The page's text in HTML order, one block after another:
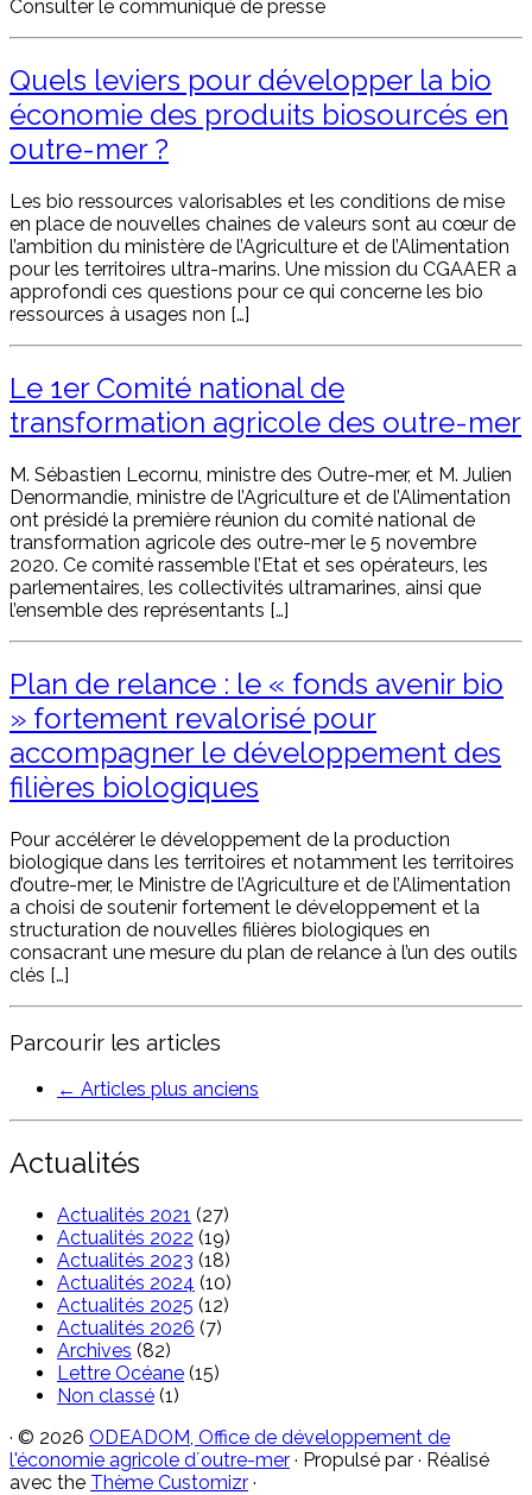
Consulter le communiqué de presse
Quels leviers pour développer la bio
économie des produits biosourcés en
outre-mer ?
Les bio ressources valorisables et les conditions de mise
en place de nouvelles chaines de valeurs sont au cœur de
l’ambition du ministère de l’Agriculture et de l’Alimentation
pour les territoires ultra-marins. Une mission du CGAAER a
approfondi ces questions pour ce qui concerne les bio
ressources à usages non […]
Le 1er Comité national de
transformation agricole des outre-mer
M. Sébastien Lecornu, ministre des Outre-mer, et M. Julien
Denormandie, ministre de l’Agriculture et de l’Alimentation
ont présidé la première réunion du comité national de
transformation agricole des outre-mer le 5 novembre
2020. Ce comité rassemble l’Etat et ses opérateurs, les
parlementaires, les collectivités ultramarines, ainsi que
l’ensemble des représentants […]
Plan de relance : le « fonds avenir bio
» fortement revalorisé pour
accompagner le développement des
filières biologiques
Pour accélérer le développement de la production
biologique dans les territoires et notamment les territoires
d’outre-mer, le Ministre de l’Agriculture et de l’Alimentation
a choisi de soutenir fortement le développement et la
structuration de nouvelles filières biologiques en
consacrant une mesure du plan de relance à l’un des outils
clés […]
Parcourir les articles
← Articles plus anciens
Actualités
Actualités 2021 (27)
Actualités 2022 (19)
Actualités 2023 (18)
Actualités 2024 (10)
Actualités 2025 (12)
Actualités 2026 (7)
Archives (82)
Lettre Océane (15)
Non classé (1)
· © 2026 ODEADOM, Office de développement de
l'économie agricole d´outre-mer · Propulsé par · Réalisé
avec the Thème Customizr ·